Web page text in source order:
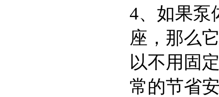
4、如果泵
座，那么
以不用固
常的节